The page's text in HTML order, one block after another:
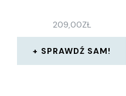
209,00ZŁ
SPRAWDŹ SAM!